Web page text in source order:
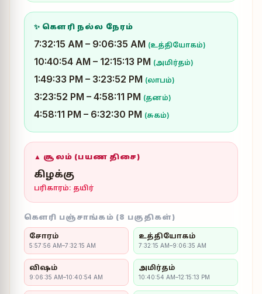
✨ கௌரி நல்ல நேரம்
7:32:15 AM – 9:06:35 AM (உத்தியோகம்)
10:40:54 AM – 12:15:13 PM (அமிர்தம்)
1:49:33 PM – 3:23:52 PM (லாபம்)
3:23:52 PM – 4:58:11 PM (தனம்)
4:58:11 PM – 6:32:30 PM (சுகம்)
▲ சூலம் (பயண திசை)
கிழக்கு
பரிகாரம்: தயிர்
கௌரி பஞ்சாங்கம் (8 பகுதிகள்)
சோரம்
5:57:56 AM–7:32:15 AM
உத்தியோகம்
7:32:15 AM–9:06:35 AM
விஷம்
9:06:35 AM–10:40:54 AM
அமிர்தம்
10:40:54 AM–12:15:13 PM